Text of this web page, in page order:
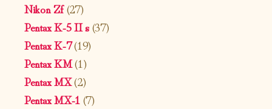
Nikon Zf(27)
Pentax K-5 II s(37)
Pentax K-7(19)
Pentax KM(1)
Pentax MX(2)
Pentax MX-1(7)